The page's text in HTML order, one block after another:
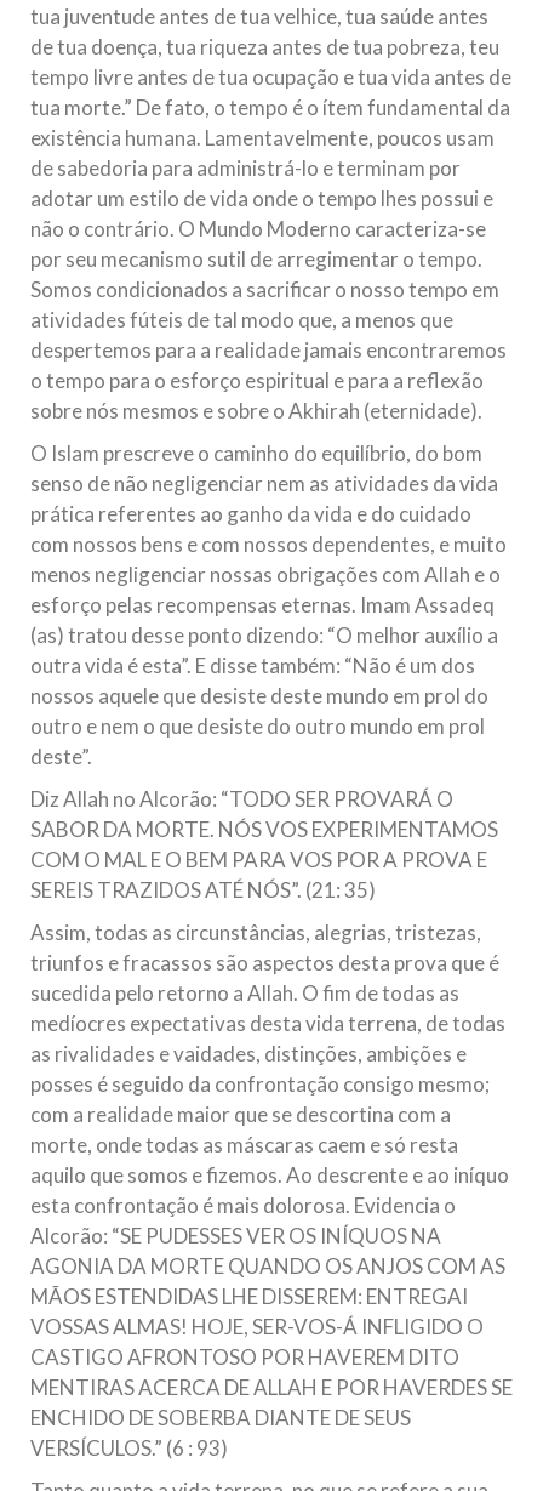
tua juventude antes de tua velhice, tua saúde antes
de tua doença, tua riqueza antes de tua pobreza, teu
tempo livre antes de tua ocupação e tua vida antes de
tua morte.” De fato, o tempo é o ítem fundamental da
existência humana. Lamentavelmente, poucos usam
de sabedoria para administrá-lo e terminam por
adotar um estilo de vida onde o tempo lhes possui e
não o contrário. O Mundo Moderno caracteriza-se
por seu mecanismo sutil de arregimentar o tempo.
Somos condicionados a sacrificar o nosso tempo em
atividades fúteis de tal modo que, a menos que
despertemos para a realidade jamais encontraremos
o tempo para o esforço espiritual e para a reflexão
sobre nós mesmos e sobre o Akhirah (eternidade).
O Islam prescreve o caminho do equilíbrio, do bom
senso de não negligenciar nem as atividades da vida
prática referentes ao ganho da vida e do cuidado
com nossos bens e com nossos dependentes, e muito
menos negligenciar nossas obrigações com Allah e o
esforço pelas recompensas eternas. Imam Assadeq
(as) tratou desse ponto dizendo: “O melhor auxílio a
outra vida é esta”. E disse também: “Não é um dos
nossos aquele que desiste deste mundo em prol do
outro e nem o que desiste do outro mundo em prol
deste”.
Diz Allah no Alcorão: “TODO SER PROVARÁ O
SABOR DA MORTE. NÓS VOS EXPERIMENTAMOS
COM O MAL E O BEM PARA VOS POR A PROVA E
SEREIS TRAZIDOS ATÉ NÓS”. (21: 35)
Assim, todas as circunstâncias, alegrias, tristezas,
triunfos e fracassos são aspectos desta prova que é
sucedida pelo retorno a Allah. O fim de todas as
medíocres expectativas desta vida terrena, de todas
as rivalidades e vaidades, distinções, ambições e
posses é seguido da confrontação consigo mesmo;
com a realidade maior que se descortina com a
morte, onde todas as máscaras caem e só resta
aquilo que somos e fizemos. Ao descrente e ao iníquo
esta confrontação é mais dolorosa. Evidencia o
Alcorão: “SE PUDESSES VER OS INÍQUOS NA
AGONIA DA MORTE QUANDO OS ANJOS COM AS
MÃOS ESTENDIDAS LHE DISSEREM: ENTREGAI
VOSSAS ALMAS! HOJE, SER-VOS-Á INFLIGIDO O
CASTIGO AFRONTOSO POR HAVEREM DITO
MENTIRAS ACERCA DE ALLAH E POR HAVERDES SE
ENCHIDO DE SOBERBA DIANTE DE SEUS
VERSÍCULOS.” (6 : 93)